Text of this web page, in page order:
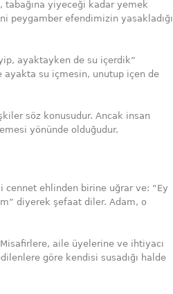
tabağına yiyeceği kadar yemek
peygamber efendimizin yasakladığı
ayaktayken de su içerdik”
ayakta su içmesin, unutup içen de
söz konusudur. Ancak insan
yönünde olduğudur.
ehlinden birine uğrar ve: “Ey
diyerek şefaat diler. Adam, o
aile üyelerine ve ihtiyacı
göre kendisi susadığı halde